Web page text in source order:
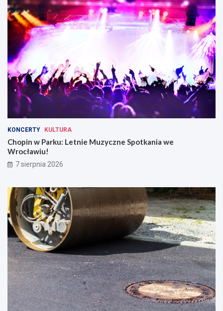
KONCERTY KULTURA
Chopin w Parku: Letnie Muzyczne Spotkania we
Wrocławiu!
7 sierpnia 2026